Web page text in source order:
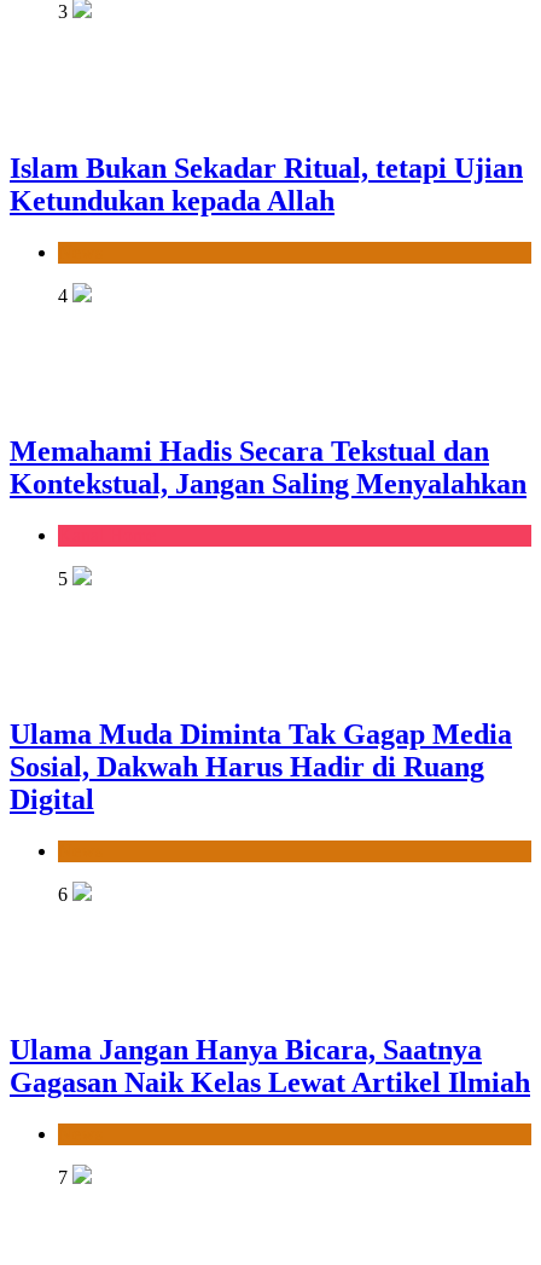
3
Islam Bukan Sekadar Ritual, tetapi Ujian
Ketundukan kepada Allah
4
Memahami Hadis Secara Tekstual dan
Kontekstual, Jangan Saling Menyalahkan
5
Ulama Muda Diminta Tak Gagap Media
Sosial, Dakwah Harus Hadir di Ruang
Digital
6
Ulama Jangan Hanya Bicara, Saatnya
Gagasan Naik Kelas Lewat Artikel Ilmiah
7